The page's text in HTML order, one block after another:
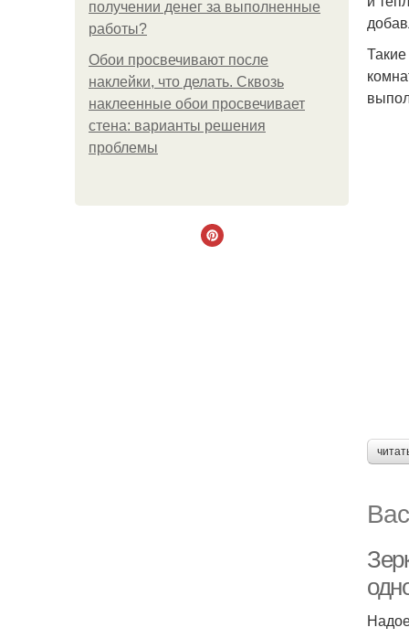
получении денег за выполненные
работы?
Обои просвечивают после
наклейки, что делать. Сквозь
наклеенные обои просвечивает
стена: варианты решения
проблемы